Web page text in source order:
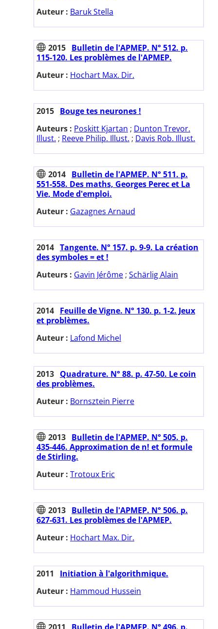
Auteur : Baruk Stella
2015 Bulletin de l'APMEP. N° 512. p.
115-120. Les problèmes de l'APMEP.
Auteur : Hochart Max. Dir.
2015 Bouge tes neurones !
Auteurs : Poskitt Kjartan ; Dunton Trevor.
Illust. ; Reeve Philip. Illust. ; Davis Rob. Illust.
2014 Bulletin de l'APMEP. N° 511. p.
551-558. Des maths, Georges Perec et La
Vie, Mode d'emploi.
Auteur : Gazagnes Arnaud
2014 Tangente. N° 157. p. 9-9. La création
des symboles = et !
Auteurs : Gavin Jérôme ; Schärlig Alain
2014 Feuille de Vigne. N° 130. p. 1-2. Jeux
et problèmes.
Auteur : Lafond Michel
2013 Quadrature. N° 88. p. 47-50. Le coin
des problèmes.
Auteur : Bornsztein Pierre
2013 Bulletin de l'APMEP. N° 505. p.
435-446. Approximation de n! et formule
de Stirling.
Auteur : Trotoux Eric
2013 Bulletin de l'APMEP. N° 506. p.
627-631. Les problèmes de l'APMEP.
Auteur : Hochart Max. Dir.
2011
Initiation à l'algorithmique.
Auteur : Hammoud Hussein